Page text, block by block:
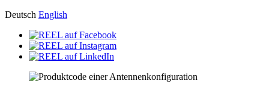
Deutsch English